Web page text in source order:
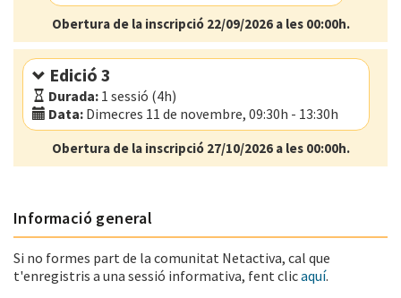
Modalitat: Aula virtual
Idioma:Català
Obertura de la inscripció 22/09/2026 a les 00:00h.
Edició 3
Durada: 1 sessió (4h)
Data: Dimecres 11 de novembre, 09:30h - 13:30h
Modalitat:Presencial
Idioma:Castellà
Obertura de la inscripció 27/10/2026 a les 00:00h.
Informació general
Si no formes part de la comunitat Netactiva, cal que
t'enregistris a una sessió informativa, fent clicaquí.